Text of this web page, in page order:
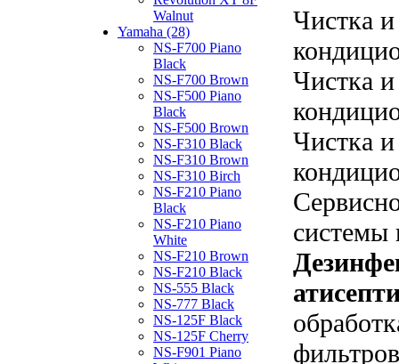
Walnut
Yamaha (28)
NS-F700 Piano
Black
NS-F700 Brown
NS-F500 Piano
Black
NS-F500 Brown
NS-F310 Black
NS-F310 Brown
NS-F310 Birch
NS-F210 Piano
Black
NS-F210 Piano
White
NS-F210 Brown
NS-F210 Black
NS-555 Black
NS-777 Black
NS-125F Black
NS-125F Cherry
NS-F901 Piano
Чистка
Чистка
Чистка
системы